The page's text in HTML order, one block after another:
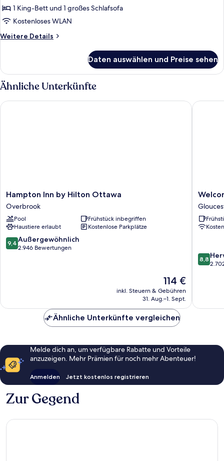
1
Schlafzimmer
anzeigen
1 King-Bett und 1 großes Schlafsofa
Kostenloses WLAN
Weitere Details
Weitere
1
Schlafzimmer
Daten auswählen und Preise sehen
Ähnliche Unterkünfte
Hampton
Inn
by
Hilton
Ottawa
Overbrook
Hampton Inn by Hilton Ottawa
Overbrook
Pool
Frühstück inbegriffen
Haustiere erlaubt
Kostenlose Parkplätze
9.4
von
9,4 Außergewöhnlich
2.946 Bewertungen
Der
Preis
beträgt
114 €
inkl. Steuern & Gebühren
31. Aug.–1. Sept.
Hampton Inn by Hilton Ottawa
Hotel
Ottawa
8.8
von
8,8
Ähnliche Unterkünfte vergleichen
Melde dich an, um verfügbare Rabatte und Vorteile
anzuzeigen. Mehr Prämien für noch mehr Abenteuer!
Anmelden Jetzt kostenlos registrieren
Zur Gegend